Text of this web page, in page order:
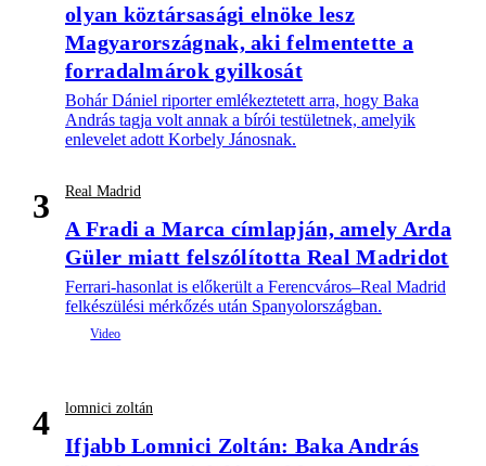
olyan köztársasági elnöke lesz
Magyarországnak, aki felmentette a
forradalmárok gyilkosát
Bohár Dániel riporter emlékeztetett arra, hogy Baka
András tagja volt annak a bírói testületnek, amelyik
enlevelet adott Korbely Jánosnak.
3 Real Madrid
A Fradi a Marca címlapján, amely Arda
Güler miatt felszólította Real Madridot
Ferrari-hasonlat is előkerült a Ferencváros–Real Madrid
felkészülési mérkőzés után Spanyolországban.
4 lomnici zoltán
Ifjabb Lomnici Zoltán: Baka András